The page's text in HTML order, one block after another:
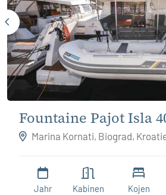
Fountaine Pajot Isla
Marina Kornati, Biograd,
Jahr
Kabinen
Kojen